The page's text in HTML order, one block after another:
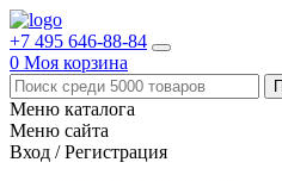
+7 495 646-88-84
0 Моя корзина
Меню каталога
Меню сайта
Вход / Регистрация